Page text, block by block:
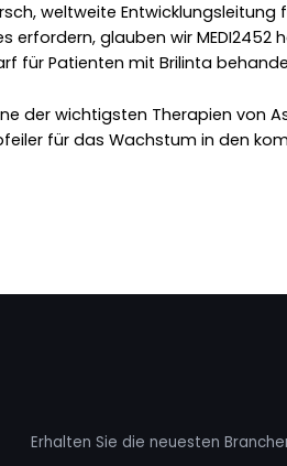
weltweite Entwicklungsleitung
erfordern, glauben wir MEDI2452
für Patienten mit Brilinta
der wichtigsten Therapien von
für das Wachstum in den
Erhalten Sie die neuesten